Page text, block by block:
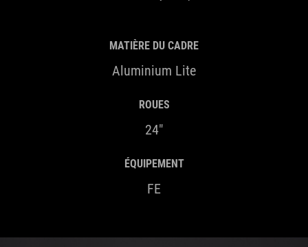
MATIÈRE DU CADRE
Aluminium Lite
ROUES
24"
ÉQUIPEMENT
FE